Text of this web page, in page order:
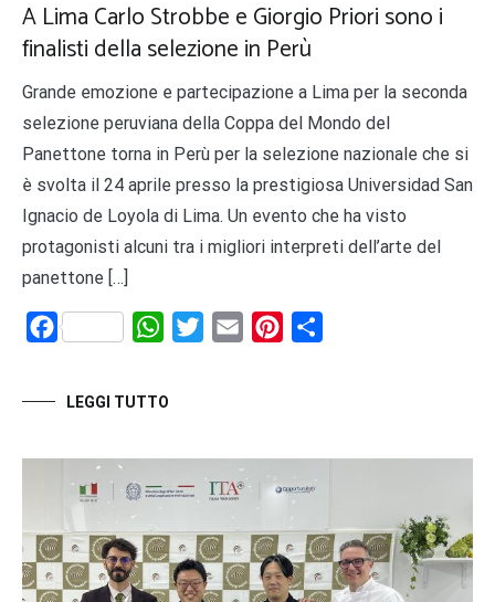
A Lima Carlo Strobbe e Giorgio Priori sono i
finalisti della selezione in Perù
Grande emozione e partecipazione a Lima per la seconda
selezione peruviana della Coppa del Mondo del
Panettone torna in Perù per la selezione nazionale che si
è svolta il 24 aprile presso la prestigiosa Universidad San
Ignacio de Loyola di Lima. Un evento che ha visto
protagonisti alcuni tra i migliori interpreti dell’arte del
panettone […]
Facebook WhatsAppTwitterEmail Pinterest
LEGGI TUTTO